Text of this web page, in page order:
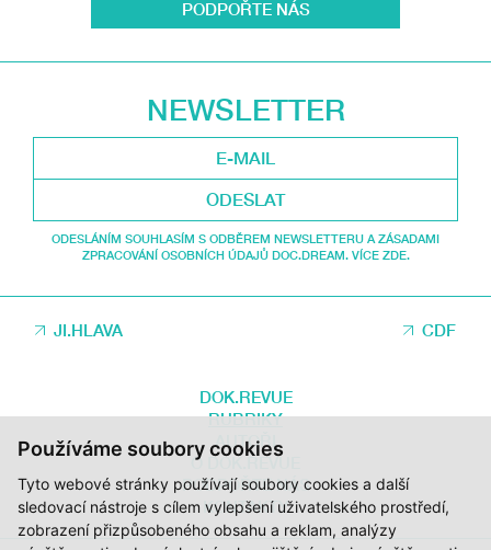
Používáme soubory cookies
Tyto webové stránky používají soubory cookies a další
sledovací nástroje s cílem vylepšení uživatelského prostředí,
zobrazení přizpůsobeného obsahu a reklam, analýzy
PODPOŘTE NÁS
NEWSLETTER
ODESLAT
ODESLÁNÍM SOUHLASÍM S ODBĚREM NEWSLETTERU A ZÁSADAMI
ZPRACOVÁNÍ OSOBNÍCH ÚDAJŮ DOC.DREAM. VÍCE ZDE.
JI.HLAVA CDF
DOK.REVUE
RUBRIKY
AUTOŘI
O DOK.REVUE
PODPOŘTE NÁS
KONTAKTY